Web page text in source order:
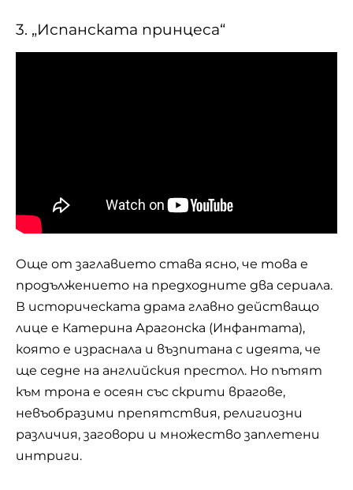
3. „Испанската принцеса“
Още от заглавието става ясно, че това е
продължението на предходните два сериала.
В историческата драма главно действащо
лице е Катерина Арагонска (Инфантата),
която е израснала и възпитана с идеята, че
ще седне на английския престол. Но пътят
към трона е осеян със скрити врагове,
невъобразими препятствия, религиозни
различия, заговори и множество заплетени
интриги.